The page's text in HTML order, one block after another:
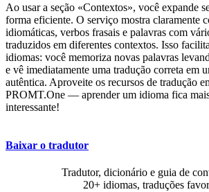
Ao usar a seção «Contextos», você expande
forma eficiente. O serviço mostra claramente
idiomáticas, verbos frasais e palavras com
traduzidos em diferentes contextos. Isso
idiomas: você memoriza novas palavras
e vê imediatamente uma tradução correta em
autêntica. Aproveite os recursos de tradução
PROMT.One — aprender um idioma fica
interessante!
Baixar o tradutor
Tradutor, dicionário e guia de
20+ idiomas, traduções